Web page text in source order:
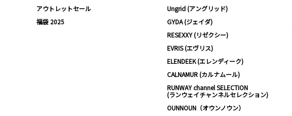
アウトレットセール
福袋 2025
Ungrid (アングリッド)
GYDA (ジェイダ)
RESEXXY (リゼクシー)
EVRIS (エヴリス)
ELENDEEK (エレンディーク)
CALNAMUR (カルナムール)
RUNWAY channel SELECTION
(ランウェイチャンネルセレクション)
OUNNOUN（オウンノウン）